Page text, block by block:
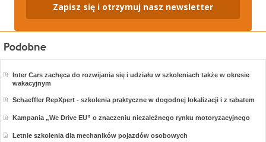
Zapisz się i otrzymuj nasz newsletter
Inter Cars zachęca do rozwijania się i udziału w szkoleniach także w okresie
wakacyjnym
Schaeffler RepXpert - szkolenia praktyczne w dogodnej lokalizacji i z rabatem
Kampania „We Drive EU” o znaczeniu niezależnego rynku motoryzacyjnego
Letnie szkolenia dla mechaników pojazdów osobowych